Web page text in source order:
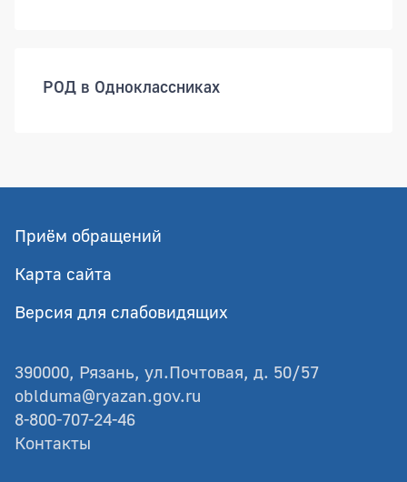
РОД в Одноклассниках
Приём обращений
Карта сайта
Версия для слабовидящих
390000, Рязань, ул.Почтовая, д. 50/57
oblduma@ryazan.gov.ru
8-800-707-24-46
Контакты